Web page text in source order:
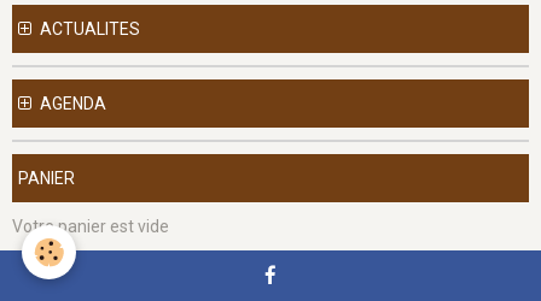
ACTUALITES
AGENDA
PANIER
Votre panier est vide